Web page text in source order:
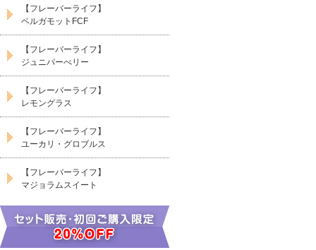
【フレーバーライフ】
ベルガモットFCF
【フレーバーライフ】
ジュニパーべリー
【フレーバーライフ】
レモングラス
【フレーバーライフ】
ユーカリ・グロブルス
【フレーバーライフ】
マジョラムスイート